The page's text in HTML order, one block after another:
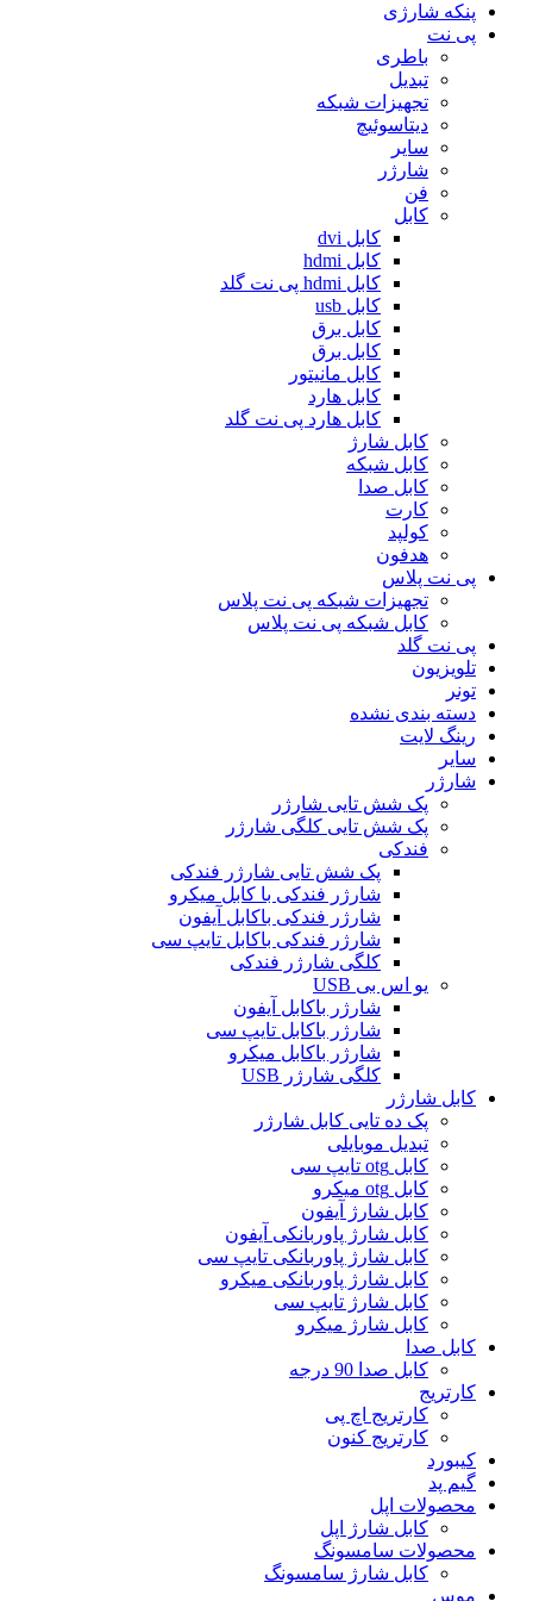
پنکه شارژی
پی نت
باطری
تبدیل
تجهیزات شبکه
دیتاسوئیچ
سایر
شارژر
فن
کابل
کابل dvi
کابل hdmi
کابل hdmi پی نت گلد
کابل usb
کابل برق
کابل برق
کابل مانیتور
کابل هارد
کابل هارد پی نت گلد
کابل شارژ
کابل شبکه
کابل صدا
کارت
کولپد
هدفون
پی نت پلاس
تجهیزات شبکه پی نت پلاس
کابل شبکه پی نت پلاس
پی نت گلد
تلویزیون
تونر
دسته بندی نشده
رینگ لایت
سایر
شارژر
پک شش تایی شارژر
پک شش تایی کلگی شارژر
فندکی
پک شش تایی شارژر فندکی
شارژر فندکی با کابل میکرو
شارژر فندکی باکابل آیفون
شارژر فندکی باکابل تایپ سی
کلگی شارژر فندکی
یو اس بی USB
شارژر باکابل آیفون
شارژر باکابل تایپ سی
شارژر باکابل میکرو
کلگی شارژر USB
کابل شارژر
پک ده تایی کابل شارژر
تبدیل موبایلی
کابل otg تایپ سی
کابل otg میکرو
کابل شارژ آیفون
کابل شارژ پاوربانکی آیفون
کابل شارژ پاوربانکی تایپ سی
کابل شارژ پاوربانکی میکرو
کابل شارژ تایپ سی
کابل شارژ میکرو
کابل صدا
کابل صدا 90 درجه
کارتریج
کارتریج اچ پی
کارتریج کنون
کیبورد
گیم پد
محصولات اپل
کابل شارژ اپل
محصولات سامسونگ
کابل شارژ سامسونگ
موس